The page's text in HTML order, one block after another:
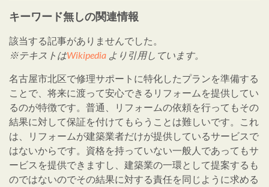
キーワード無しの関連情報
該当する記事がありませんでした。
※テキストはWikipedia より引用しています。
名古屋市北区で修理サポートに特化したプランを準備する
ことで、将来に渡って安心できるリフォームを提供してい
るのが特徴です。普通、リフォームの依頼を行ってもその
結果に対して保証を付けてもらうことは難しいです。これ
は、リフォームが建築業者だけが提供しているサービスで
はないからです。資格を持っていない一般人であってもサ
ービスを提供できますし、建築業の一環として提案するも
のではないのでその結果に対する責任を同じように求める